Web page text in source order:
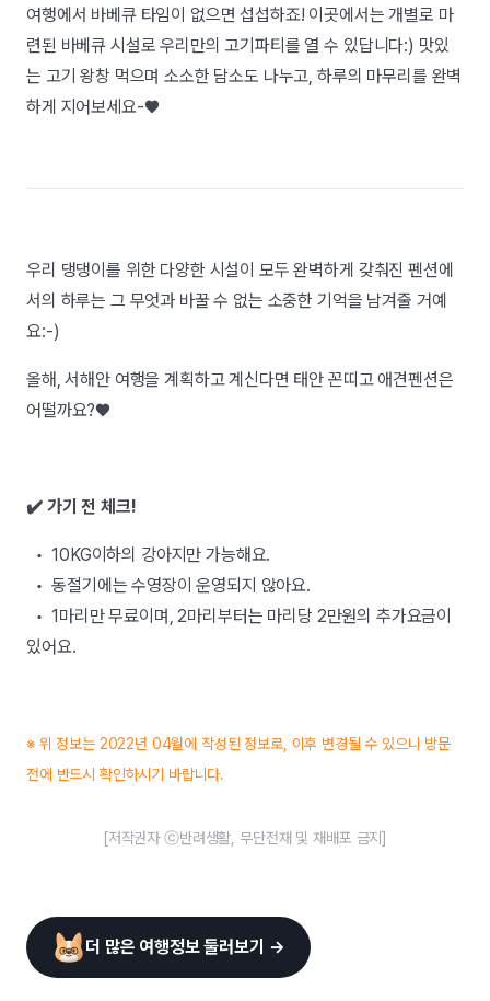
여행에서 바베큐 타임이 없으면 섭섭하죠! 이곳에서는 개별로 마
련된 바베큐 시설로 우리만의 고기파티를 열 수 있답니다:) 맛있
는 고기 왕창 먹으며 소소한 담소도 나누고, 하루의 마무리를 완벽
하게 지어보세요-♥︎
우리 댕댕이를 위한 다양한 시설이 모두 완벽하게 갖춰진 펜션에
서의 하루는 그 무엇과 바꿀 수 없는 소중한 기억을 남겨줄 거예
요:-)
올해, 서해안 여행을 계획하고 계신다면 태안 꼰띠고 애견펜션은
어떨까요?♥︎
✔️ 가기 전 체크!
• 10KG이하의 강아지만 가능해요.
• 동절기에는 수영장이 운영되지 않아요.
• 1마리만 무료이며, 2마리부터는 마리당 2만원의 추가요금이
있어요.
※ 위 정보는 2022년 04월에 작성된 정보로, 이후 변경될 수 있으니 방문
전에 반드시 확인하시기 바랍니다.
[저작권자 ⓒ반려생활, 무단전재 및 재배포 금지]
더 많은 여행정보 둘러보기 →